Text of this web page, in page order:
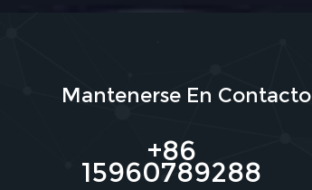
Mantenerse En Contacto
+86
15960789288